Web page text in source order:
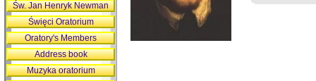
Św. Jan Henryk Newman
Święci Oratorium
Oratory's Members
Address book
Muzyka oratorium